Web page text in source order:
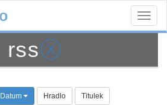
rssⓧ
Datum Hradlo Titulek